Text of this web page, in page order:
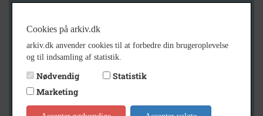
Arkiv
Lokalhistorisk Forening for Skævinge og Omegn
Cookies på arkiv.dk
arkiv.dk anvender cookies til at forbedre din brugeroplevelse
og til indsamling af statistik.
Nødvendig
Statistik
Marketing